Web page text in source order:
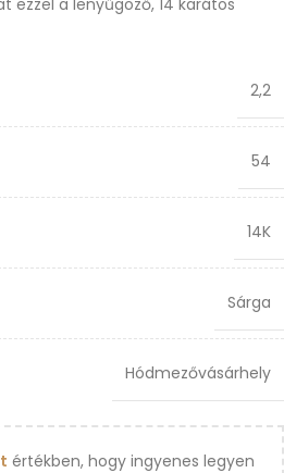
ezzel a lenyűgöző, 14 karátos
2,2
54
14K
Sárga
Hódmezővásárhely
értékben, hogy ingyenes legyen